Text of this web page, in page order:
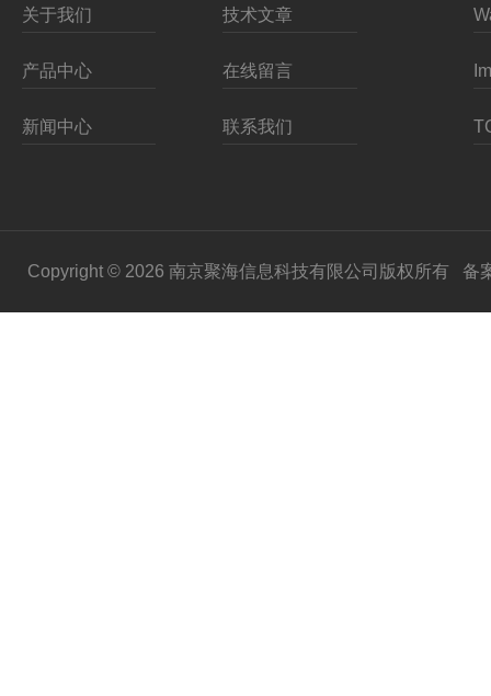
关于我们 技术文章
产品中心 在线留言
新闻中心 联系我们
Copyright © 2026 南京聚海信息科技有限公司版权所有 备